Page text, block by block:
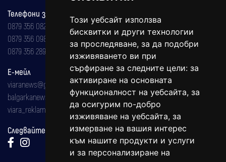
Този уебсайт използва
бисквитки и други технологии
за проследяване, за да подобри
изживяването ви при
сърфиране за следните цели: за
активиране на основната
функционалност на уебсайта, за
да осигурим по-добро
изживяване на уебсайта, за
измерване на вашия интерес
към нашите продукти и услуги
и за персонализиране на
Телефони за реклама и абонаменти
0879 356 082
0879 356 098
0879 356 289
Е-мейл
viaranews@gmail.com
balgarkanews@gmail.com
viara_reklama@mail.bg
Следвайте ни: